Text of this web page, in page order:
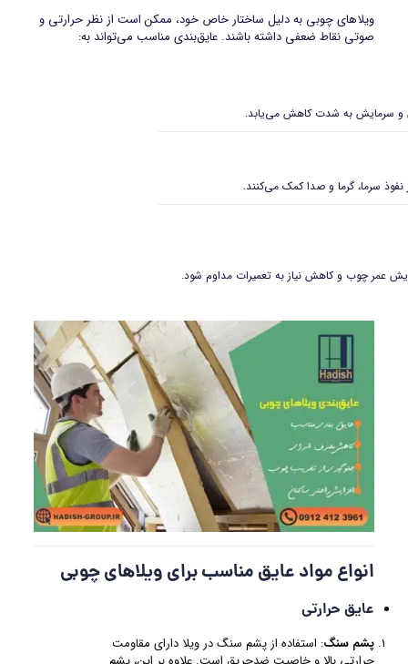
ویلاهای چوبی به دلیل ساختار خاص خود، ممکن است از نظر حرارتی و
صوتی نقاط ضعفی داشته باشند. عایق‌بندی مناسب می‌تواند به:
و سرمایش به شدت کاهش می‌یابد.
سرما، گرما و صدا کمک می‌کنند.
عمر چوب و کاهش نیاز به تعمیرات مداوم شود.
انواع مواد عایق مناسب برای ویلاهای چوبی
عایق‌ حرارتی
پشم سنگ: استفاده از پشم سنگ در ویلا دارای مقاومت